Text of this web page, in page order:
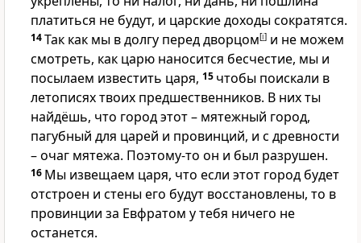
платиться не будут, и царские доходы сократятся.
14Так как мы в долгу перед дворцом[i] и не можем
смотреть, как царю наносится бесчестие, мы и
посылаем известить царя, 15 чтобы поискали в
летописях твоих предшественников. В них ты
найдёшь, что город этот – мятежный город,
пагубный для царей и провинций, и с древности
– очаг мятежа. Поэтому-то он и был разрушен.
16 Мы извещаем царя, что если этот город будет
отстроен и стены его будут восстановлены, то в
провинции за Евфратом у тебя ничего не
останется.